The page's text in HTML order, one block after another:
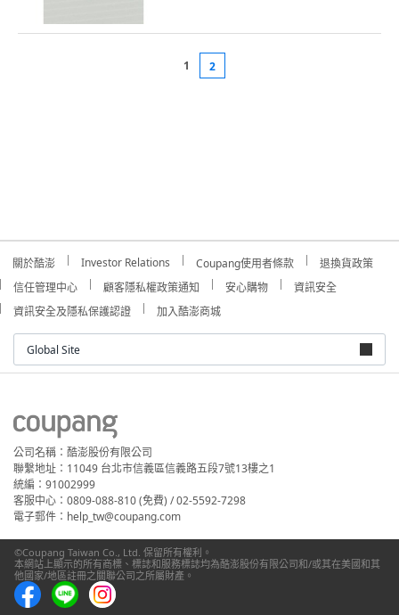
1 2
關於酷澎 Investor Relations Coupang使用者條款
退換貨政策
信任管理中心
顧客隱私權政策通知 安心購物
資訊安全
資訊安全及隱私保護認證
加入酷澎商城
Global Site
公司名稱：酷澎股份有限公司
聯繫地址：11049 台北市信義區信義路五段7號13樓之1
統編：91002999
客服中心：0809-088-810 (免費) / 02-5592-7298
電子郵件：help_tw@coupang.com
©Coupang Taiwan Co., Ltd. 保留所有權利。
本網站上顯示的所有商標、標誌和服務標誌均為酷澎股份有限公司和/或其在美國和其
他國家/地區註冊之關聯公司之所屬財產。